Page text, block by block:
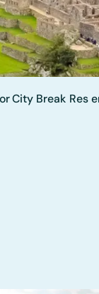
City Break Res